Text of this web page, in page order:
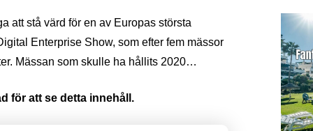
att stå värd för en av Europas största
Enterprise Show, som efter fem mässor
Mässan som skulle ha hållits 2020…
för att se detta innehåll.